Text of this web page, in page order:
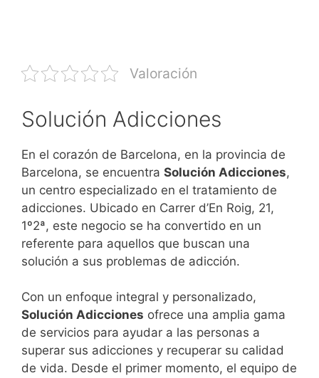
Valoración
Solución Adicciones
En el corazón de Barcelona, en la provincia de
Barcelona, se encuentra Solución Adicciones,
un centro especializado en el tratamiento de
adicciones. Ubicado en Carrer d’En Roig, 21,
1º2ª, este negocio se ha convertido en un
referente para aquellos que buscan una
solución a sus problemas de adicción.
Con un enfoque integral y personalizado,
Solución Adicciones ofrece una amplia gama
de servicios para ayudar a las personas a
superar sus adicciones y recuperar su calidad
de vida. Desde el primer momento, el equipo de